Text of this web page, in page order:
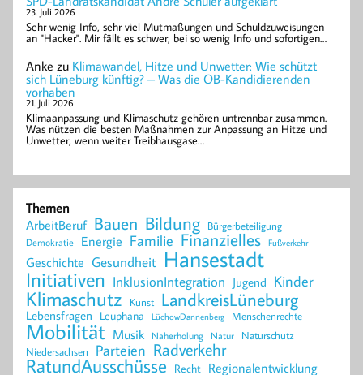
23. Juli 2026
Sehr wenig Info, sehr viel Mutmaßungen und Schuldzuweisungen
an "Hacker". Mir fällt es schwer, bei so wenig Info und sofortigen…
Anke zu Klimawandel, Hitze und Unwetter: Wie schützt
sich Lüneburg künftig? – Was die OB-Kandidierenden
vorhaben
21. Juli 2026
Klimaanpassung und Klimaschutz gehören untrennbar zusammen.
Was nützen die besten Maßnahmen zur Anpassung an Hitze und
Unwetter, wenn weiter Treibhausgase…
Themen
ArbeitBeruf Bauen Bildung Bürgerbeteiligung
Demokratie Energie Familie Finanzielles Fußverkehr
Geschichte Gesundheit Hansestadt
Initiativen InklusionIntegration Jugend Kinder
Klimaschutz Kunst LandkreisLüneburg
Lebensfragen Leuphana LüchowDannenberg Menschenrechte
Mobilität Musik Naherholung Natur Naturschutz
Niedersachsen Parteien Radverkehr
RatundAusschüsse Recht Regionalentwicklung